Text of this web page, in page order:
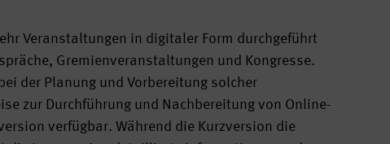
Veranstaltungen in digitaler Form durchgeführt
Gremienveranstaltungen und Kongresse.
der Planung und Vorbereitung solcher
zur Durchführung und Nachbereitung von Online-
verfügbar. Während die Kurzversion die